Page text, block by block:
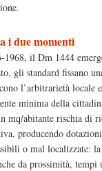
i due momenti
1968, il Dm 1444
gli standard fissano
l’arbitrarietà locale
minima della
mq/abitante rischia di
producendo
o mal localizzate:
da prossimità, tempi